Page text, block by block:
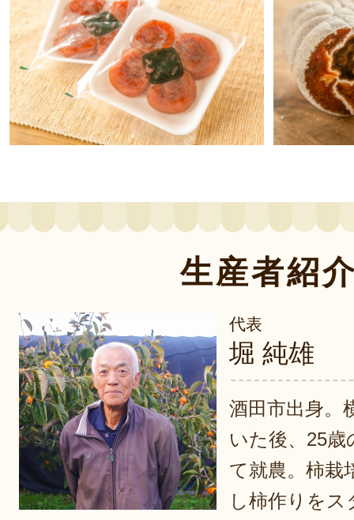
生産者紹
代表
堀 純雄
酒田市出身。
いた後、25
て就農。柿栽
し柿作りを